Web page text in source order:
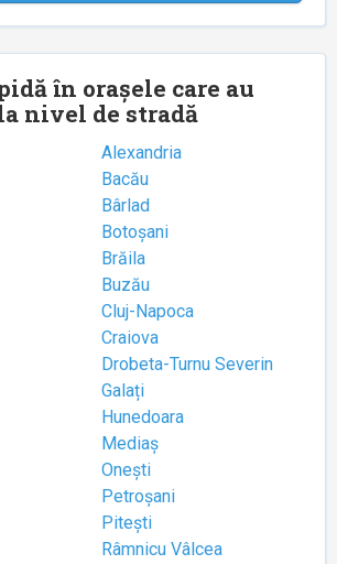
în orașele care au
nivel de stradă
Alexandria
Bacău
Bârlad
Botoșani
Brăila
Buzău
Cluj-Napoca
Craiova
Drobeta-Turnu Severin
Galați
Hunedoara
Mediaș
Onești
Petroșani
Pitești
Râmnicu Vâlcea